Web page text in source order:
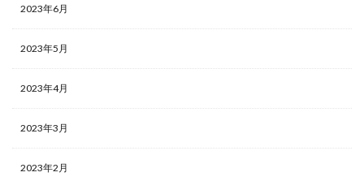
2023年6月
2023年5月
2023年4月
2023年3月
2023年2月